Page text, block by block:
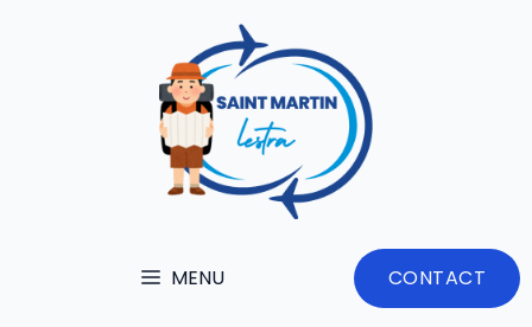
MENU CONTACT